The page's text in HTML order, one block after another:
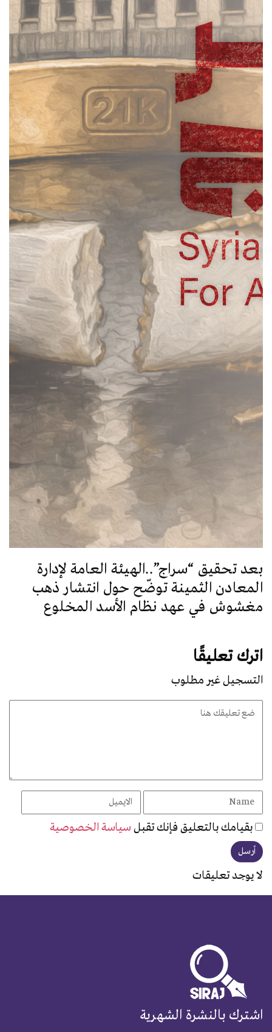
بعد تحقيق “سراج”..الهيئة العامة لإدارة
المعادن الثمينة توضّح حول انتشار ذهب
مغشوش في عهد نظام الأسد المخلوع
اترك تعليقًا
التسجيل غير مطلوب
بقيامك بالتعليق فإنك تقبلسياسة الخصوصية
لا يوجد تعليقات
اشترك بالنشرة الشهرية